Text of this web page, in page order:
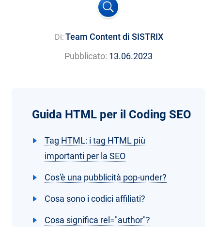
Di: Team Content di SISTRIX
Pubblicato: 13.06.2023
Guida HTML per il Coding SEO
Tag HTML: i tag HTML più
importanti per la SEO
Cos'è una pubblicità pop-under?
Cosa sono i codici affiliati?
Cosa significa rel="author"?